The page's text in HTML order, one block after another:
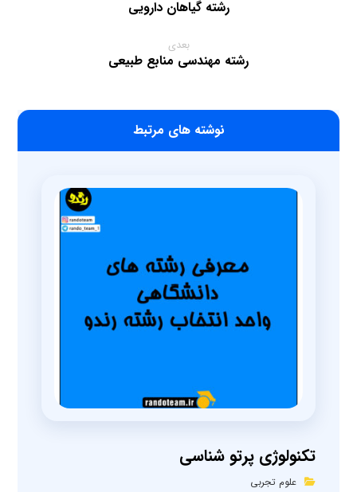
رشته گیاهان دارویی
بعدی
رشته مهندسی منابع طبیعی
‫نوشته های مرتبط
تکنولوژی پرتو شناسی
علوم تجربی